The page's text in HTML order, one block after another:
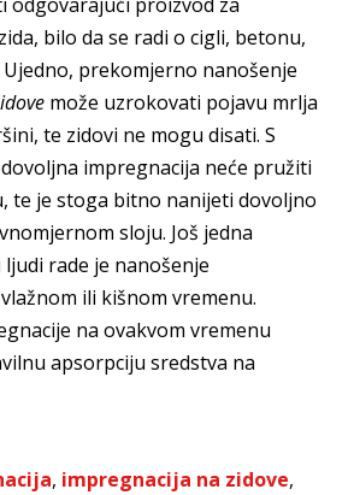
bilo da se radi o cigli, betonu,
prekomjerno nanošenje
može uzrokovati pojavu mrlja
te zidovi ne mogu disati. S
impregnacija neće pružiti
te je stoga bitno nanijeti dovoljno
sloju. Još jedna
rade je nanošenje
ili kišnom vremenu.
na ovakvom vremenu
apsorpciju sredstva na
, impregnacija na zidove,